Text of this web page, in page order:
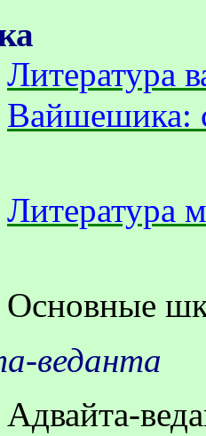
Литература
Вайшешика:
Литература
Основные
веданта
Адвайта-